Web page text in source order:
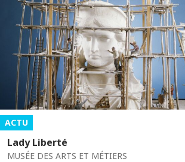
ACTU
Lady Liberté
MUSÉE DES ARTS ET MÉTIERS